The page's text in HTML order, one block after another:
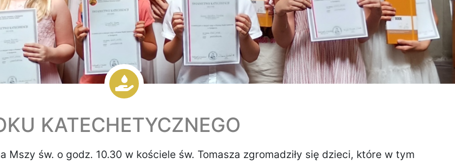
KATECHETYCZNEGO
Mszy św. o godz. 10.30 w kościele św. Tomasza zgromadziły się dzieci, które w tym